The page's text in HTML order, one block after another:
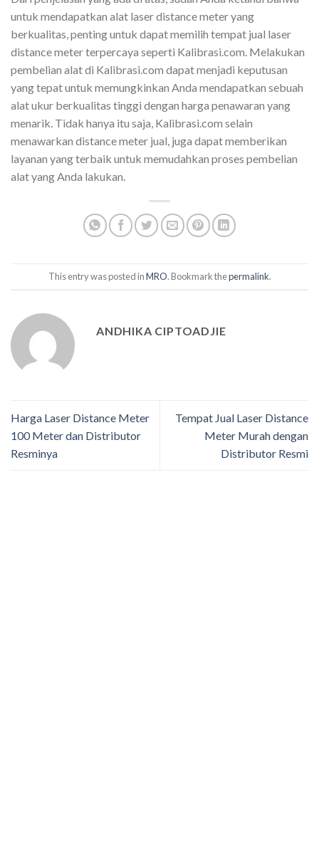
untuk mendapatkan alat laser distance meter yang
berkualitas, penting untuk dapat memilih tempat jual laser
distance meter terpercaya seperti Kalibrasi.com. Melakukan
pembelian alat di Kalibrasi.com dapat menjadi keputusan
yang tepat untuk memungkinkan Anda mendapatkan sebuah
alat ukur berkualitas tinggi dengan harga penawaran yang
menarik. Tidak hanya itu saja, Kalibrasi.com selain
menawarkan distance meter jual, juga dapat memberikan
layanan yang terbaik untuk memudahkan proses pembelian
alat yang Anda lakukan.
This entry was posted inMRO. Bookmark thepermalink.
ANDHIKA CIPTOADJIE
Harga Laser Distance Meter
100 Meter dan Distributor
Resminya
Tempat Jual Laser Distance
Meter Murah dengan
Distributor Resmi